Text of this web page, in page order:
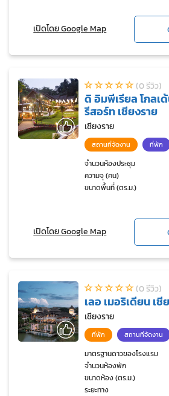
เปิดโดย Google Map
(0 รีวิว)
ดิ อิมพีเรียล โกลเ
รีสอร์ท เชียงราย
เชียงราย
สถานที่จัดงาน ที่พัก
จำนวนห้องประชุม
ความจุ (คน)
ขนาดพื้นที่ (ตร.ม.)
เปิดโดย Google Map
(0 รีวิว)
เลอ เมอริเดียน เ
เชียงราย
ที่พัก สถานที่จัดงาน
มาตรฐานดาวของโรงแรม
จำนวนห้องพัก
ขนาดห้อง (ตร.ม.)
ระยะทาง